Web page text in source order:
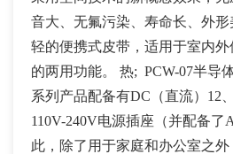
音大、无氟污染、寿命长、外
轻的便携式皮带，适用于室内
的两用功能。 热; PCW-07半导
系列产品配备有DC（直流）12
110V-240V电源插座（并配备了
此，除了用于家庭和办公室之